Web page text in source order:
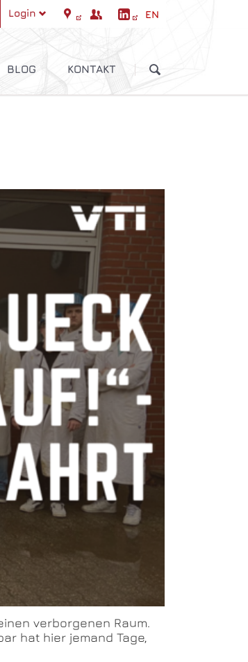
EN
Login
BLOG KONTAKT
verborgenen Raum.
hat hier jemand Tage,